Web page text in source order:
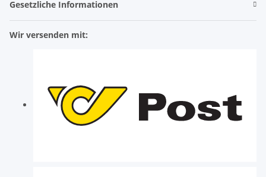
Gesetzliche Informationen
Wir versenden mit: